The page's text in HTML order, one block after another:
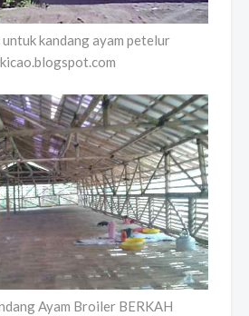
kandang ayam petelur
Ayam Broiler BERKAH